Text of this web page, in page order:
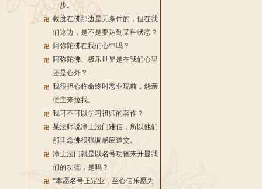
一步。
救度在佛那边是无条件的，但在我
们这边，是不是要达到某种状态？
阿弥陀佛在我们心中吗？
阿弥陀佛、极乐世界是在我们心里
还是心外？
我很担心临命终时恶业现前，怨亲
债主来拉我。
我可不可以学习祖师的著作？
某法师说净土法门难信，所以他们
那里念佛很强调感应道交。
净土法门就是以名号功德来开显我
们的功德，是吗？
“本愿名号正定业，至心信乐愿为